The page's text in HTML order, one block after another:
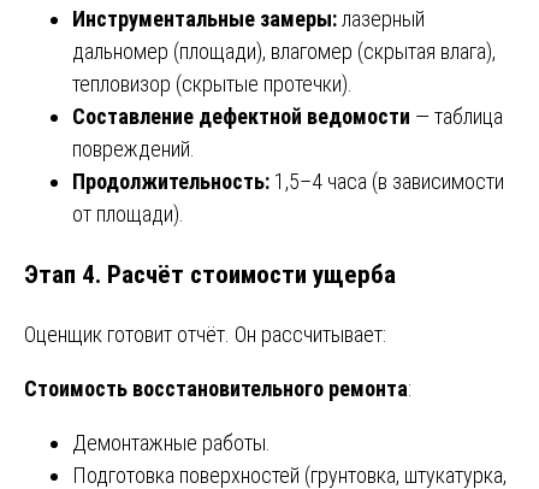
Инструментальные замеры: лазерный
дальномер (площади), влагомер (скрытая влага),
тепловизор (скрытые протечки).
Составление дефектной ведомости — таблица
повреждений.
Продолжительность: 1,5–4 часа (в зависимости
от площади).
Этап 4. Расчёт стоимости ущерба
Оценщик готовит отчёт. Он рассчитывает:
Стоимость восстановительного ремонта:
Демонтажные работы.
Подготовка поверхностей (грунтовка, штукатурка,